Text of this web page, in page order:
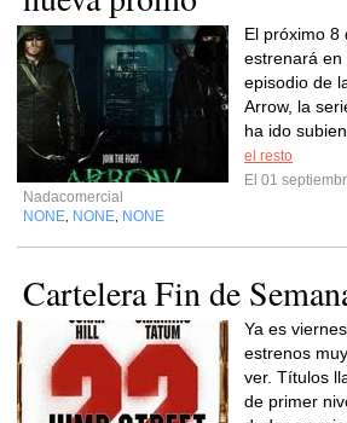
El próximo 8
estrenará en
episodio de
Arrow, la
ha ido
el resto
El 01
Nadacomercial
NONE NONE NONE
Cartelera Fin de
Ya es
estrenos
ver. Títulos
de primer